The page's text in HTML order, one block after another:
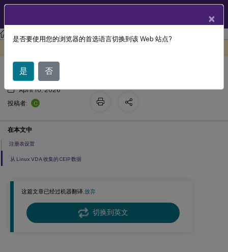
Linux 虚拟投递代理 Linux Virtual Delivery Agent 2107
这篇文章已经过机器翻译.放弃
切换到英文
配置 Citrix 客户体验改善计划 (CEIP)
April 10, 2026
投稿者:
C
在本文中
注册表设置
从 Linux VDA 收集的 CEIP 数据
×
是否要使用您的浏览器的首选语言切换到该 Web 站点?
是 否